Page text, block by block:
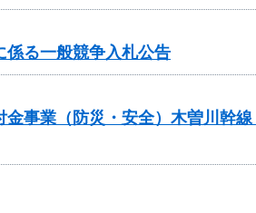
係る一般競争入札公告
事業（防災・安全）木曽川幹